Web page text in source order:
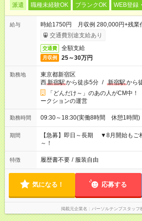
派遣 職種未経験OK ブランクOK WEB登録
給与
時給1750円 月収例 280,000円+残業
交通費別途支給あり
交通費 全額支給
月収例 25～30万円
勤務地
東京都新宿区
西新宿駅から徒歩5分 / 新宿駅から
「どんだけ～」のあの人がCM中
ークションの運営
勤務時間 09:30～18:30(実働8時間 休憩1時間
期間
【急募】即日～長期 ▼8月開始も
～！
特徴 履歴書不要 / 服装自由
気になる！ 応募する
掲載元企業名 パーソルテンプスタッフ